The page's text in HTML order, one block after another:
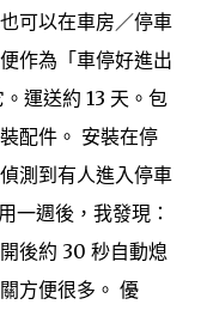
可以在車房／停車
作為「車停好進出
運送約 13 天。包
配件。 安裝在停
測到有人進入停車
一週後，我發現：
後約 30 秒自動熄
方便很多。 優